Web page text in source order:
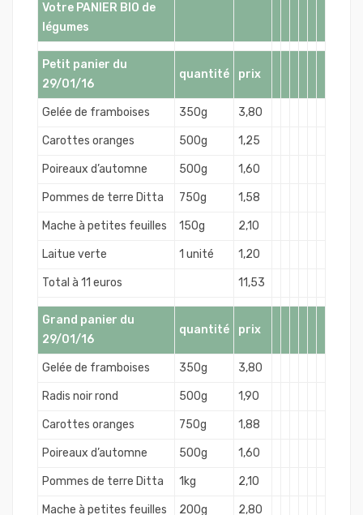
Votre PANIER BIO de
légumes
Petit panier du
29/01/16
quantité prix
Gelée de framboises 350g 3,80
Carottes oranges 500g 1,25
Poireaux d’automne 500g 1,60
Pommes de terre Ditta 750g 1,58
Mache à petites feuilles 150g 2,10
Laitue verte 1 unité 1,20
Total à 11 euros 11,53
Grand panier du
29/01/16
quantité prix
Gelée de framboises 350g 3,80
Radis noir rond 500g 1,90
Carottes oranges 750g 1,88
Poireaux d’automne 500g 1,60
Pommes de terre Ditta 1kg 2,10
Mache à petites feuilles 200g 2,80